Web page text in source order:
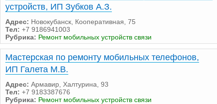
устройств, ИП Зубков А.З.
Адрес: Новокубанск, Кооперативная, 75
Тел: +7 9186941003
Рубрика: Ремонт мобильных устройств связи
Мастерская по ремонту мобильных телефонов,
ИП Галета М.В.
Адрес: Армавир, Халтурина, 93
Тел: +7 9183387676
Рубрика: Ремонт мобильных устройств связи